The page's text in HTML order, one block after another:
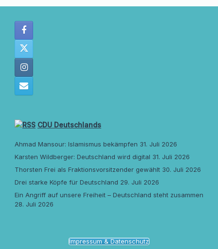
CDU Deutschlands
Ahmad Mansour: Islamismus bekämpfen 31. Juli 2026
Karsten Wildberger: Deutschland wird digital 31. Juli 2026
Thorsten Frei als Fraktionsvorsitzender gewählt 30. Juli 2026
Drei starke Köpfe für Deutschland 29. Juli 2026
Ein Angriff auf unsere Freiheit – Deutschland steht zusammen
28. Juli 2026
Impressum & Datenschutz